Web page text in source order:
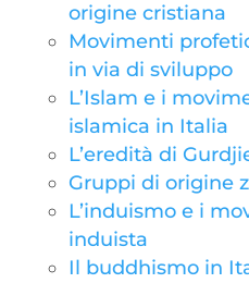
origine cristiana
Movimenti
in via di sviluppo
L’Islam e i
islamica in Italia
L’eredità di
Gruppi di origine
L’induismo e i
induista
Il buddhismo in